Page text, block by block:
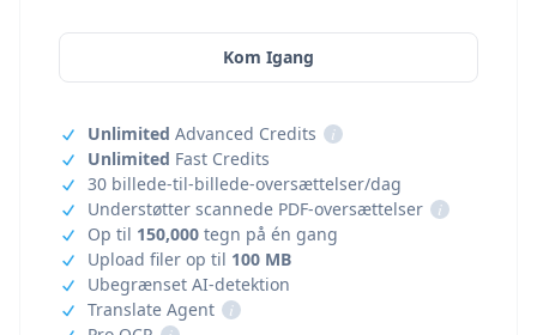
Kom Igang
Unlimited Advanced Credits
i
Unlimited Fast Credits
30 billede-til-billede-oversættelser/dag
Understøtter scannede PDF-oversættelser
i
Op til 150,000 tegn på én gang
Upload filer op til 100 MB
Ubegrænset AI-detektion
Translate Agent
i